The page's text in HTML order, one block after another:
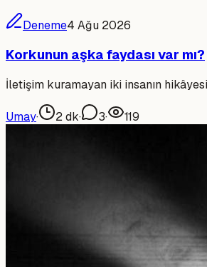
Deneme4 Ağu 2026
Korkunun aşka faydası var mı?
İletişim kuramayan iki insanın
Umay· 2dk· 3· 119